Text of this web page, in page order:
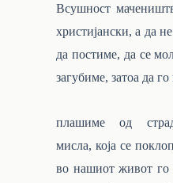
Всушност
христијански, а да
да постиме, да се
загубиме, затоа да
плашиме од
мисла, која се
во нашиот живот го